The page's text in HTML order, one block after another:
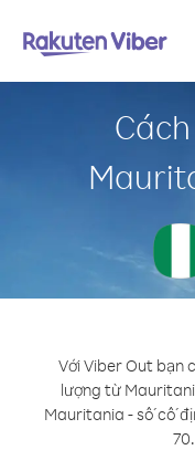
Với Viber Out bạn
lượng từ
Mauritania - số cố